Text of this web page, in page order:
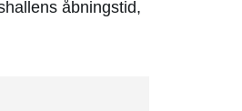
åbningstid,